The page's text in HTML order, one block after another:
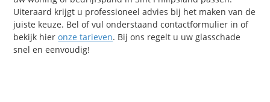
Uiteraard krijgt u professioneel advies bij het maken van de
juiste keuze. Bel of vul onderstaand contactformulier in of
bekijk hieronze tarieven. Bij ons regelt u uw glasschade
snel en eenvoudig!